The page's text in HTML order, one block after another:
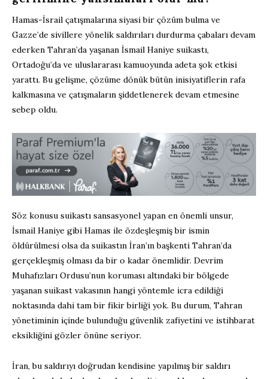
Hamas-İsrail çatışmalarına siyasi bir çözüm bulma ve
Gazze’de sivillere yönelik saldırıları durdurma çabaları devam
ederken Tahran’da yaşanan İsmail Haniye suikastı,
Ortadoğu’da ve uluslararası kamuoyunda adeta şok etkisi
yarattı. Bu gelişme, çözüme dönük bütün inisiyatiflerin rafa
kalkmasına ve çatışmaların şiddetlenerek devam etmesine
sebep oldu.
Söz konusu suikastı sansasyonel yapan en önemli unsur,
İsmail Haniye gibi Hamas ile özdeşleşmiş bir ismin
öldürülmesi olsa da suikastın İran’ın başkenti Tahran’da
gerçekleşmiş olması da bir o kadar önemlidir. Devrim
Muhafızları Ordusu’nun koruması altındaki bir bölgede
yaşanan suikast vakasının hangi yöntemle icra edildiği
noktasında dahi tam bir fikir birliği yok. Bu durum, Tahran
yönetiminin içinde bulunduğu güvenlik zafiyetini ve istihbarat
eksikliğini gözler önüne seriyor.
İran, bu saldırıyı doğrudan kendisine yapılmış bir saldırı